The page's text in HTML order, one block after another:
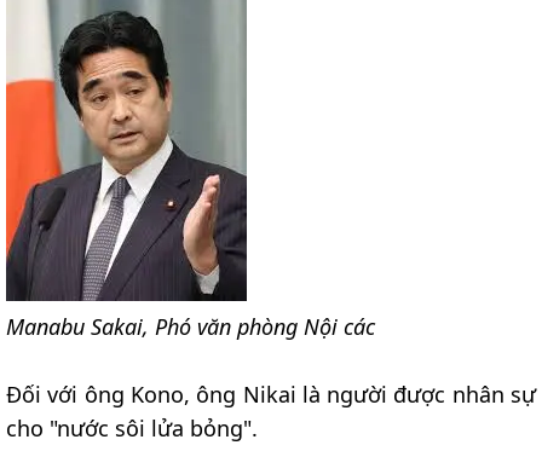
Manabu Sakai, Phó văn phòng Nội các
Đối với ông Kono, ông Nikai là người được nhân sự
cho "nước sôi lửa bỏng".